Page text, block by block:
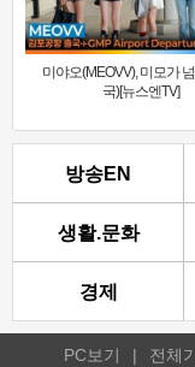
미야오(MEOVV), 미모가
국)[뉴스엔TV]
방송EN
생활.문화
경제
PC보기 | 전체